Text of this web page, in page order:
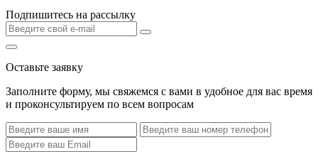
Подпишитесь на рассылку
Оставьте заявку
Заполните форму, мы свяжемся с вами в удобное для вас время
и проконсультируем по всем вопросам